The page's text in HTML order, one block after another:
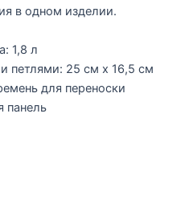
в одном изделии.
1,8 л
петлями: 25 см x 16,5 см
для переноски
панель